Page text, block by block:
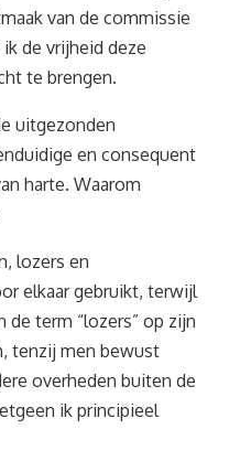
van de commissie
de vrijheid deze
te brengen.
uitgezonden
en consequent
harte. Waarom
lozers en
elkaar gebruikt, terwijl
de term “lozers” op zijn
tenzij men bewust
overheden buiten de
ik principieel